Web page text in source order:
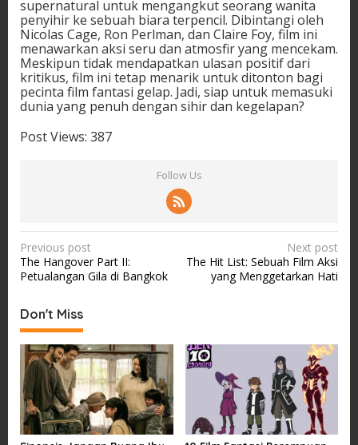
supernatural untuk mengangkut seorang wanita
penyihir ke sebuah biara terpencil. Dibintangi oleh
Nicolas Cage, Ron Perlman, dan Claire Foy, film ini
menawarkan aksi seru dan atmosfir yang mencekam.
Meskipun tidak mendapatkan ulasan positif dari
kritikus, film ini tetap menarik untuk ditonton bagi
pecinta film fantasi gelap. Jadi, siap untuk memasuki
dunia yang penuh dengan sihir dan kegelapan?
Post Views: 387
Follow Us
P
o
t
n
a
v
i
g
Previous post
The Hangover Part II:
Petualangan Gila di Bangkok
Next post
The Hit List: Sebuah Film Aksi
yang Menggetarkan Hati
Don't Miss